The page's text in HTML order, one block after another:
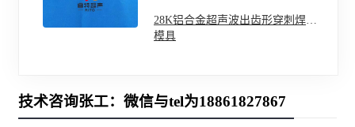
28K铝合金超声波出齿形穿刺焊头
模具
技术咨询张工：微信与tel为18861827867